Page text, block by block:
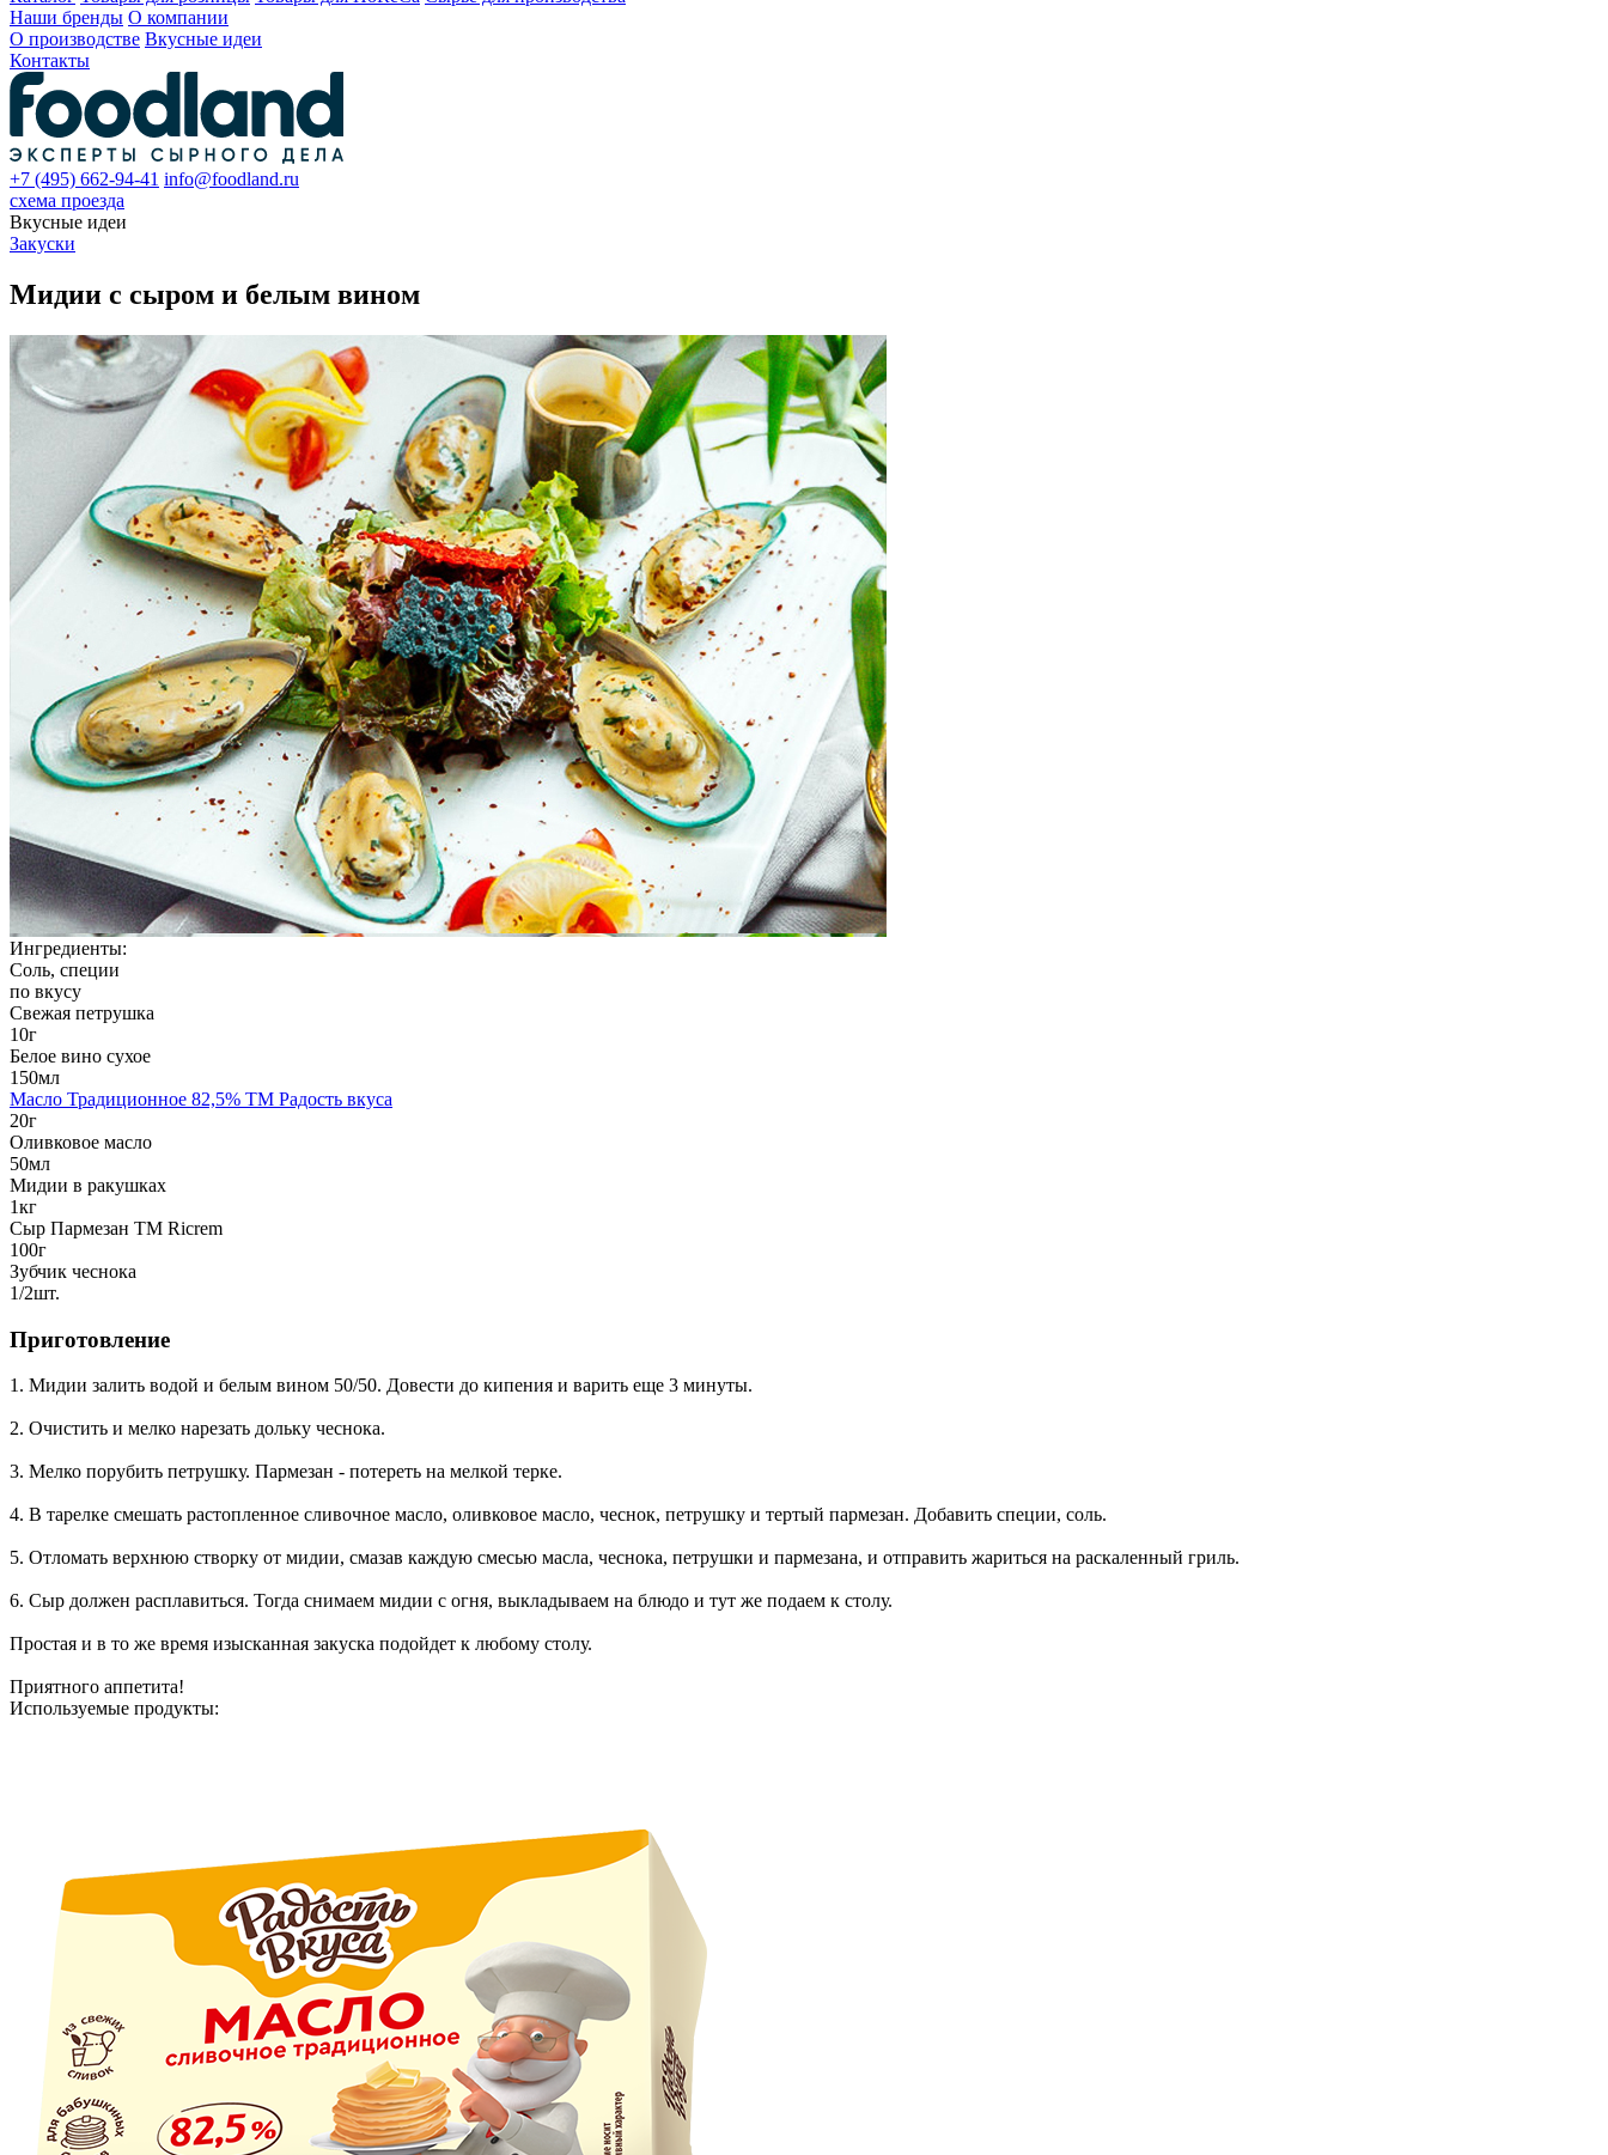
Наши бренды О компании
О производстве Вкусные идеи
Контакты
+7 (495) 662-94-41 info@foodland.ru
схема проезда
Вкусные идеи
Закуски
Мидии с сыром и белым вином
Ингредиенты:
Соль, специи
по вкусу
Свежая петрушка
10г
Белое вино сухое
150мл
Масло Традиционное 82,5% TM Радость вкуса
20г
Оливковое масло
50мл
Мидии в ракушках
1кг
Сыр Пармезан ТМ Ricrem
100г
Зубчик чеснока
1/2шт.
Приготовление
1. Мидии залить водой и белым вином 50/50. Довести до кипения и варить еще 3 минуты.
2. Очистить и мелко нарезать дольку чеснока.
3. Мелко порубить петрушку. Пармезан - потереть на мелкой терке.
4. В тарелке смешать растопленное сливочное масло, оливковое масло, чеснок, петрушку и тертый пармезан. Добавить специи, соль.
5. Отломать верхнюю створку от мидии, смазав каждую смесью масла, чеснока, петрушки и пармезана, и отправить жариться на раскаленный гриль.
6. Сыр должен расплавиться. Тогда снимаем мидии с огня, выкладываем на блюдо и тут же подаем к столу.
Простая и в то же время изысканная закуска подойдет к любому столу.
Приятного аппетита!
Используемые продукты: